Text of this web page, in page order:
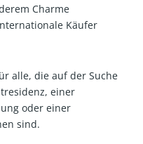
Charme
Käufer
alle, die auf der Suche
einer
oder einer
sind.